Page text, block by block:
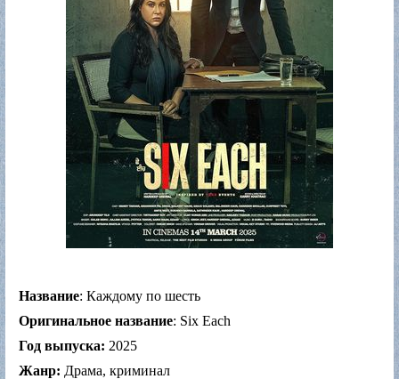
Название: Каждому по шесть
Оригинальное название: Six Each
Год выпуска: 2025
Жанр: Драма, криминал